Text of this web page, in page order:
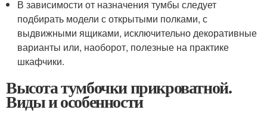
В зависимости от назначения тумбы следует
подбирать модели с открытыми полками, с
выдвижными ящиками, исключительно декоративные
варианты или, наоборот, полезные на практике
шкафчики.
Высота тумбочки прикроватной.
Виды и особенности